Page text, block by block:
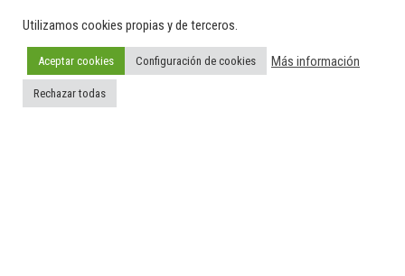
Funciona gracias a
Utilizamos cookies propias y de terceros.
Aceptar cookies Configuración de cookies Más información
Rechazar todas